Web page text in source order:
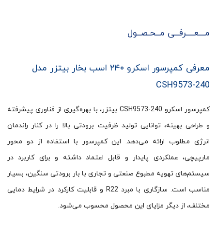
مـــعــــرفــی مــحـصــول
معرفی کمپرسور اسکرو ۲۴۰ اسب بخار بیتزر مدل
CSH9573-240
کمپرسور اسکرو CSH9573-240 بیتزر، با بهره‌گیری از فناوری پیشرفته
و طراحی بهینه، توانایی تولید ظرفیت برودتی بالا را در کنار راندمان
انرژی مطلوب ارائه می‌دهد. این کمپرسور با استفاده از دو محور
مارپیچی، عملکردی پایدار و قابل اعتماد داشته و برای کاربرد در
سیستم‌های تهویه مطبوع صنعتی و تجاری با بار برودتی سنگین، بسیار
مناسب است. سازگاری با مبرد R22 و قابلیت کارکرد در شرایط دمایی
مختلف، از دیگر مزایای این محصول محسوب می‌شود.